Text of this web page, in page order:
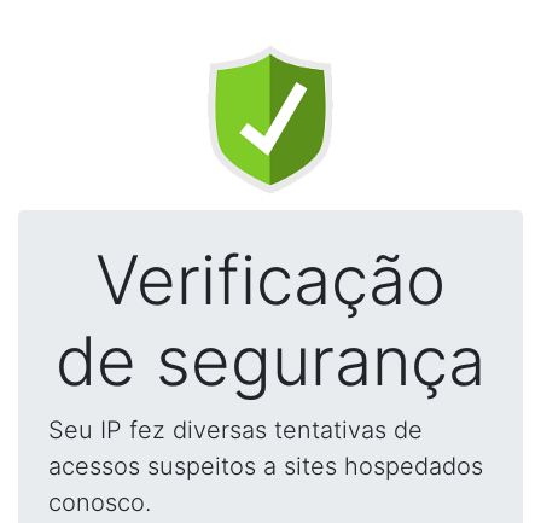
Verificação
de segurança
Seu IP fez diversas tentativas de
acessos suspeitos a sites hospedados
conosco.